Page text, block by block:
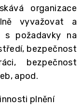
organizace
vyvažovat a
s požadavky na
bezpečnost
bezpečnost
apod.
plnění